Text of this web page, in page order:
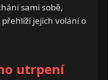
sami sobě,
jejich volání o
utrpení